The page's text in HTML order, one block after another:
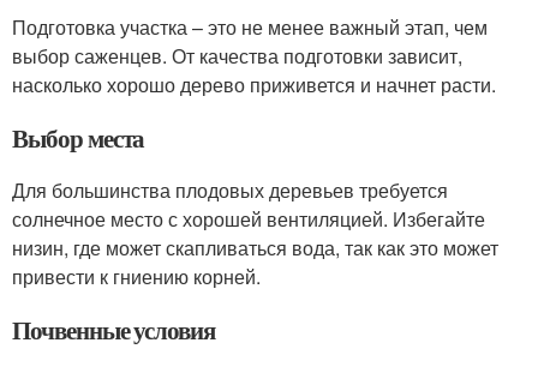
Подготовка участка – это не менее важный этап, чем
выбор саженцев. От качества подготовки зависит,
насколько хорошо дерево приживется и начнет расти.
Выбор места
Для большинства плодовых деревьев требуется
солнечное место с хорошей вентиляцией. Избегайте
низин, где может скапливаться вода, так как это может
привести к гниению корней.
Почвенные условия